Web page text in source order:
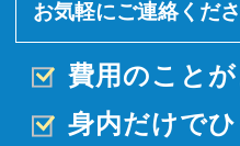
お気軽にご連絡くださ
費用のこと
身内だけで